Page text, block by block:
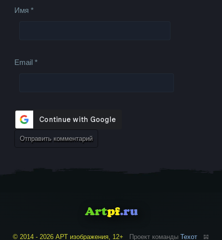
Имя*
Email*
© 2014 - 2026 АРТ изображения, 12+ Проект команды Техот 𝌴